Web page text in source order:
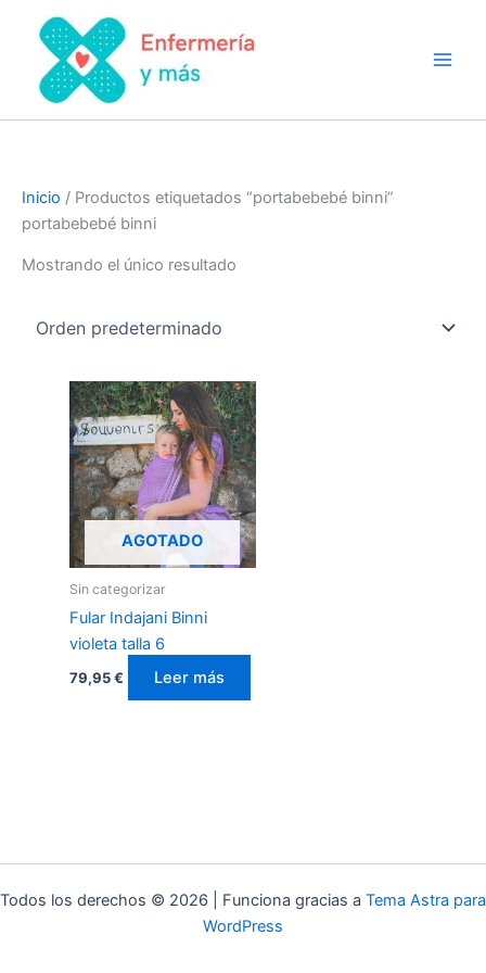
contenido
Inicio / Productos etiquetados “portabebebé binni”
portabebebé binni
Mostrando el único resultado
AGOTADO
Sin categorizar
Fular Indajani Binni
violeta talla 6
79,95€ Leer más
Todos los derechos © 2026 | Funciona gracias a Tema Astra para
WordPress